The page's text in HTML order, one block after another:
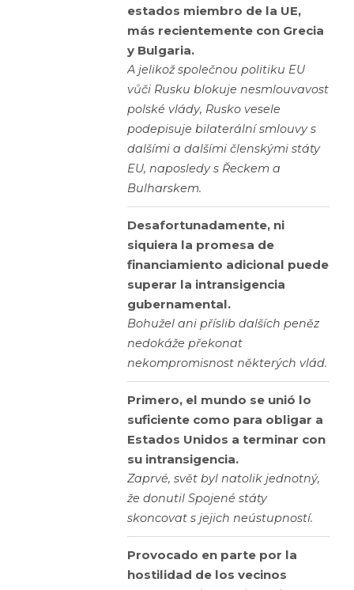
estados miembro de la UE,
más recientemente con Grecia
y Bulgaria.
A jelikož společnou politiku EU
vůči Rusku blokuje nesmlouvavost
polské vlády, Rusko vesele
podepisuje bilaterální smlouvy s
dalšími a dalšími členskými státy
EU, naposledy s Řeckem a
Bulharskem.
Desafortunadamente, ni
siquiera la promesa de
financiamiento adicional puede
superar la intransigencia
gubernamental.
Bohužel ani příslib dalších peněz
nedokáže překonat
nekompromisnost některých vlád.
Primero, el mundo se unió lo
suficiente como para obligar a
Estados Unidos a terminar con
su intransigencia.
Zaprvé, svět byl natolik jednotný,
že donutil Spojené státy
skoncovat s jejich neústupností.
Provocado en parte por la
hostilidad de los vecinos